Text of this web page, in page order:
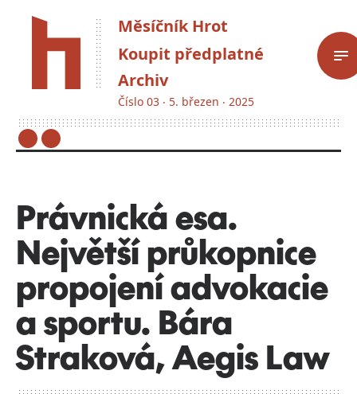
Měsíčník Hrot
Koupit předplatné
Archiv
Číslo 03 ‧ 5. březen ‧ 2025
Právnická esa.
Největší průkopnice
propojení advokacie
a sportu. Bára
Straková, Aegis Law